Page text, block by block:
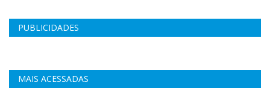
PUBLICIDADES
MAIS ACESSADAS